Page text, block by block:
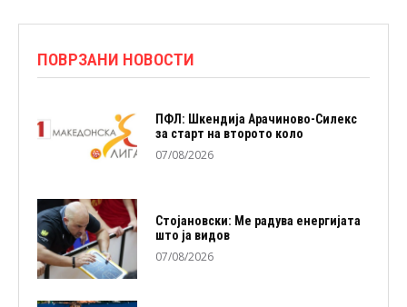
ПОВРЗАНИ НОВОСТИ
ПФЛ: Шкендија Арачиново-Силекс
за старт на второто коло
07/08/2026
Стојановски: Ме радува енергијата
што ја видов
07/08/2026